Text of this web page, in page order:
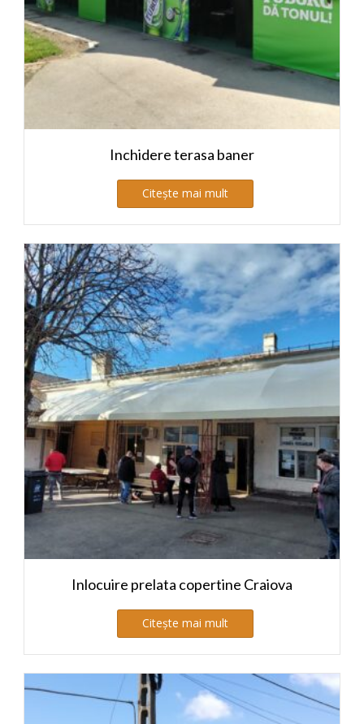
Inchidere terasa baner
Citește mai mult
Inlocuire prelata copertine Craiova
Citește mai mult